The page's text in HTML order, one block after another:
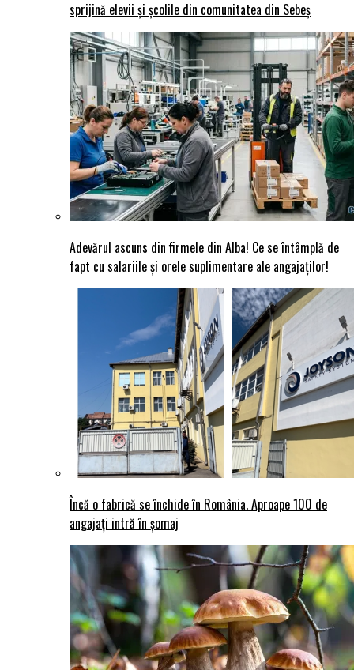
sprijină elevii și școlile din comunitatea din Sebeș
Adevărul ascuns din firmele din Alba! Ce se întâmplă de
fapt cu salariile și orele suplimentare ale angajaților!
Încă o fabrică se închide în România. Aproape 100 de
angajați intră în șomaj